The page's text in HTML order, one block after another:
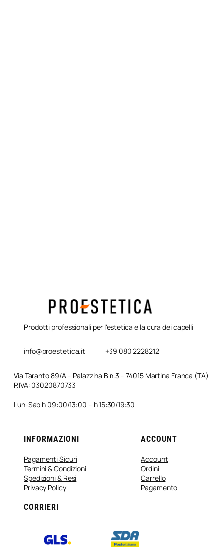
Prodotti professionali per l'estetica e la cura dei capelli
info@proestetica.it +39 080 2228212
Via Taranto 89/A – Palazzina B n.3 – 74015 Martina Franca (TA)
P.IVA: 03020870733
Lun-Sab h 09:00/13:00 – h 15:30/19:30
INFORMAZIONI
Pagamenti Sicuri
Termini & Condizioni
Spedizioni & Resi
Privacy Policy
ACCOUNT
Account
Ordini
Carrello
Pagamento
CORRIERI